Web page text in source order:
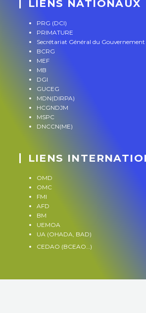
LIENS NATIONAUX
PRG (DCI)
PRIMATURE
Secrétariat Général du Gouvernement
BCRG
MEF
MB
DGI
GUCEG
MDN(DIRPA)
HCGNDJM
MSPC
DNCCN(ME)
LIENS
OMD
OMC
FMI
AFD
BM
UEMOA
UA (OHADA, BAD)
CEDAO (BCEAO…)